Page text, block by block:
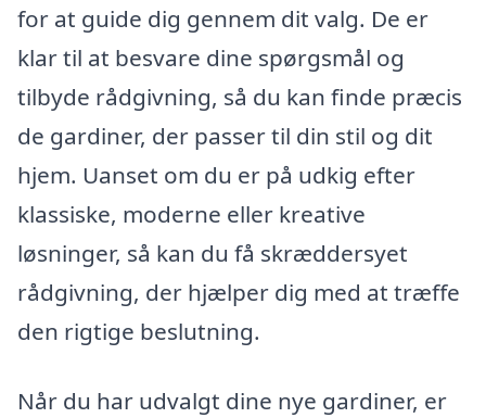
for at guide dig gennem dit valg. De er
klar til at besvare dine spørgsmål og
tilbyde rådgivning, så du kan finde præcis
de gardiner, der passer til din stil og dit
hjem. Uanset om du er på udkig efter
klassiske, moderne eller kreative
løsninger, så kan du få skræddersyet
rådgivning, der hjælper dig med at træffe
den rigtige beslutning.
Når du har udvalgt dine nye gardiner, er